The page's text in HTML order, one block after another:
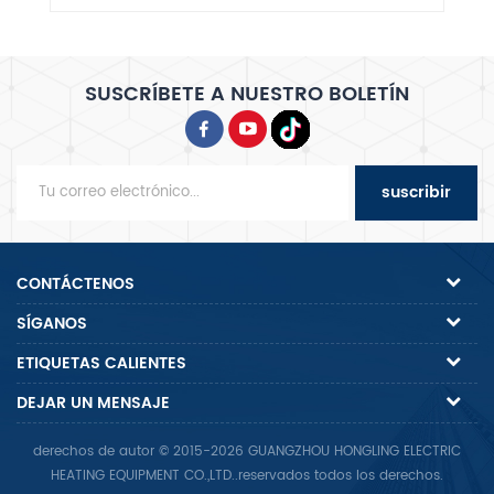
SUSCRÍBETE A NUESTRO BOLETÍN
suscribir
CONTÁCTENOS
SÍGANOS
ETIQUETAS CALIENTES
DEJAR UN MENSAJE
derechos de autor © 2015-2026 GUANGZHOU HONGLING ELECTRIC
HEATING EQUIPMENT CO.,LTD..reservados todos los derechos.